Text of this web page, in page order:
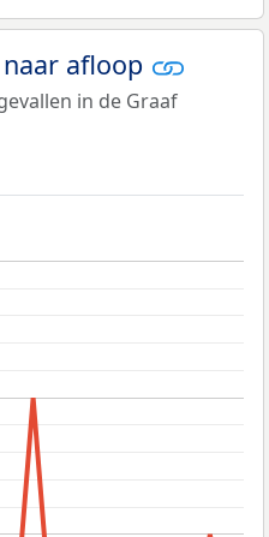
afloop
in de Graaf